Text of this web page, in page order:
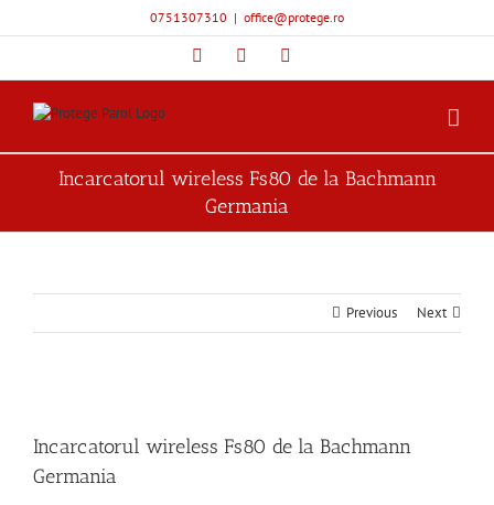
to
0751307310 | office@protege.ro
FacebookYouTube
Incarcatorul wireless Fs80 de la Bachmann
Germania
Previous Next
Image
Incarcatorul wireless Fs80 de la Bachmann
Germania